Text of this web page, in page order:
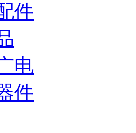
件
电
件